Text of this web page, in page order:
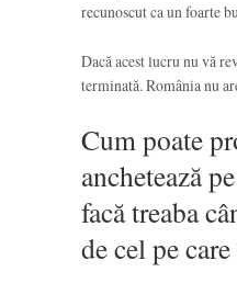
recunoscut ca un foarte
Dacă acest lucru nu vă
terminată. România nu
Cum poate
anchetează
facă treaba
de cel pe